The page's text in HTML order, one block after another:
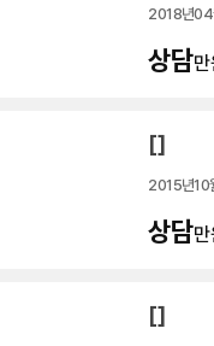
2018년04
상담
[]
2015년10
상담
[]